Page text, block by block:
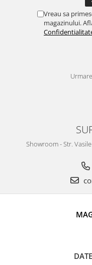
Vreau sa
magazinului.
Showroom - Str.